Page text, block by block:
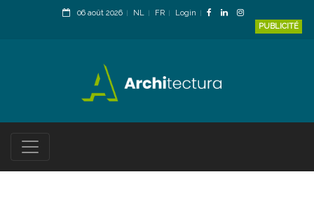
06 août 2026 NL FR
Login
PUBLICITÉ